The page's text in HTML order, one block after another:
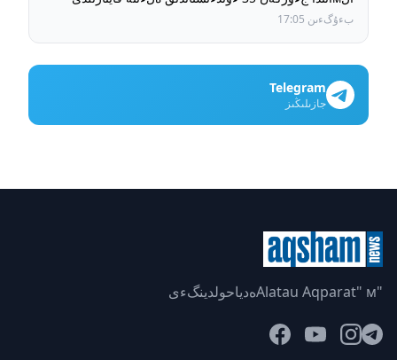
بءۇگءىن 17:05
Telegram
جازىلىڭىز
"Alatau Aqparat" мەدياحولدينگءى